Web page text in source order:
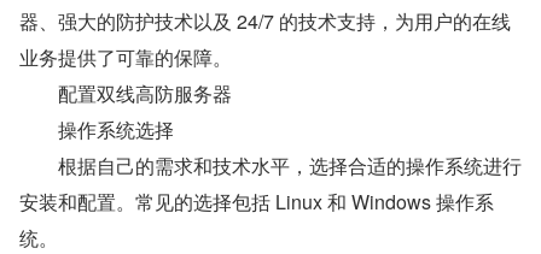
器、强大的防护技术以及 24/7 的技术支持，为用户的在线
业务提供了可靠的保障。
配置双线高防服务器
操作系统选择
根据自己的需求和技术水平，选择合适的操作系统进行
安装和配置。常见的选择包括 Linux 和 Windows 操作系
统。